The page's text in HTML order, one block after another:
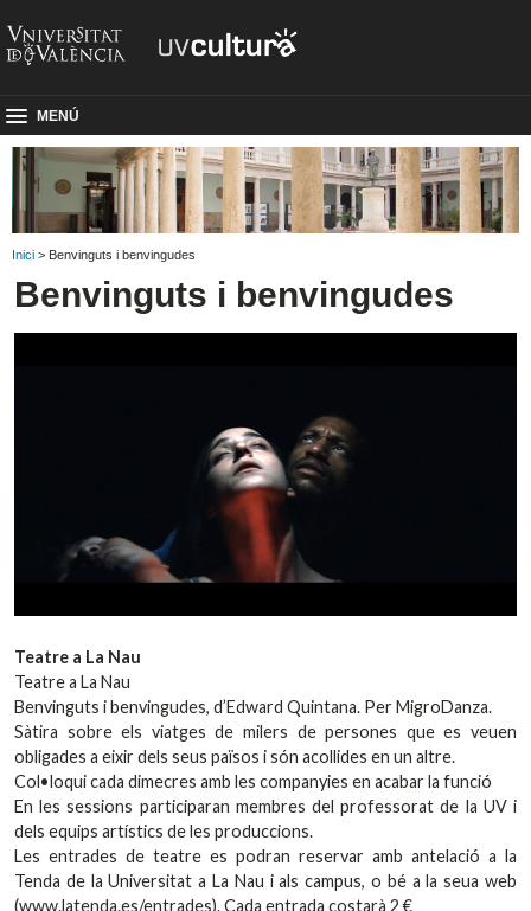
MENÚ
Inici > Benvinguts i benvingudes
Benvinguts i benvingudes
Teatre a La Nau
Teatre a La Nau
Benvinguts i benvingudes, d’Edward Quintana. Per MigroDanza.
Sàtira sobre els viatges de milers de persones que es veuen
obligades a eixir dels seus països i són acollides en un altre.
Col•loqui cada dimecres amb les companyies en acabar la funció
En les sessions participaran membres del professorat de la UV i
dels equips artístics de les produccions.
Les entrades de teatre es podran reservar amb antelació a la
Tenda de la Universitat a La Nau i als campus, o bé a la seua web
(www.latenda.es/entrades). Cada entrada costarà 2 €